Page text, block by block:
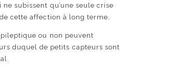
subissent qu’une seule crise
cette affection à long terme.
ou non peuvent
duquel de petits capteurs sont